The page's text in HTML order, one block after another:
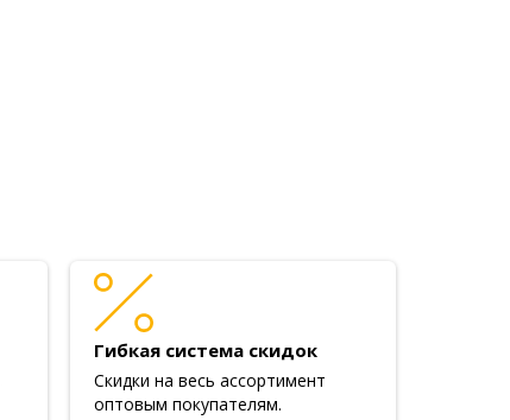
Гибкая система скидок
Скидки на весь ассортимент
оптовым покупателям.